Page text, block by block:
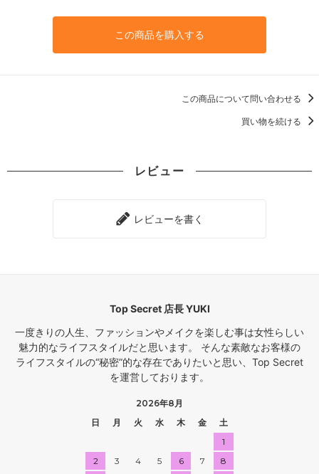
この商品を購入する
この商品について問い合わせる
買い物を続ける
レビュー
レビューを書く
Top Secret 店長 YUKI
一度きりの人生、ファッションやメイクを楽しむ事は女性らしい
魅力的なライフスタイルだと思います。 そんな素敵なお客様の
ライフスタイルの“秘密”的な存在でありたいと思い、Top Secret
を運営しております。
2026年8月
日
月 火 水 木 金
土
1
2
3 4 5 6 7
8